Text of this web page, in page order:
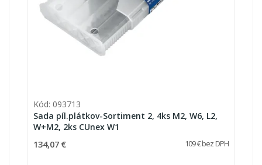
Kód: 093713
Sada píl.plátkov-Sortiment 2, 4ks M2, W6, L2,
W+M2, 2ks CUnex W1
134,07 € 109 € bez DPH